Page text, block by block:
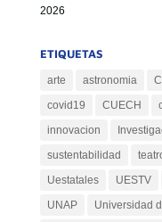
2026
ETIQUETAS
arte astronomia
covid19
CUECH
innovacion
sustentabilidad
Uestatales
UESTV
UNAP
Universidad